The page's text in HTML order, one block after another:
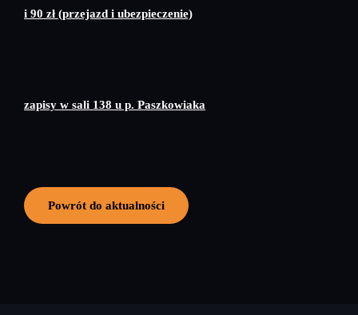
i 90 zł (przejazd i ubezpieczenie)
zapisy w sali 138 u p. Paszkowiaka
Powrót do aktualności